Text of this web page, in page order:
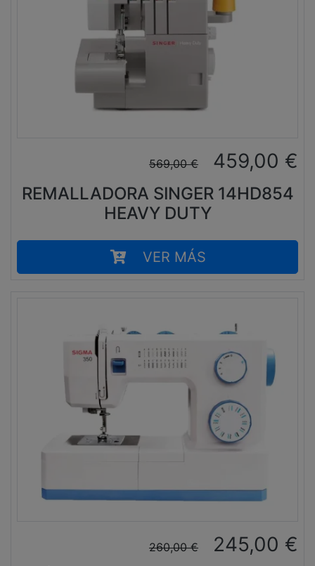
569,00 € 459,00 €
REMALLADORA SINGER 14HD854
HEAVY DUTY
VER MÁS
260,00 € 245,00 €